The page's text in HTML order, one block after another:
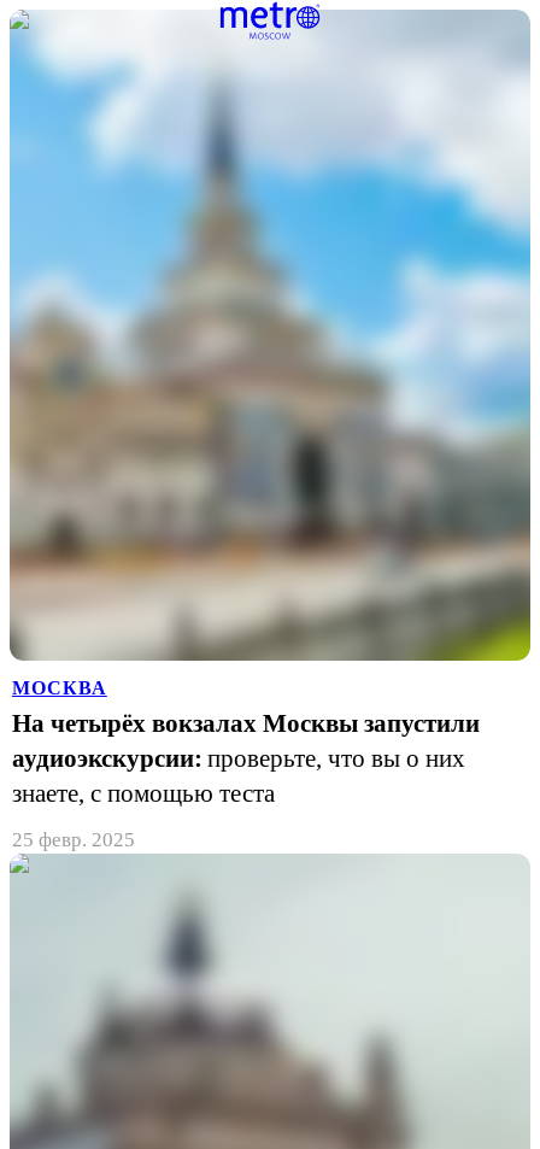
МОСКВА
На четырёх вокзалах Москвы запустили
аудиоэкскурсии: проверьте, что вы о них
знаете, с помощью теста
25 февр. 2025